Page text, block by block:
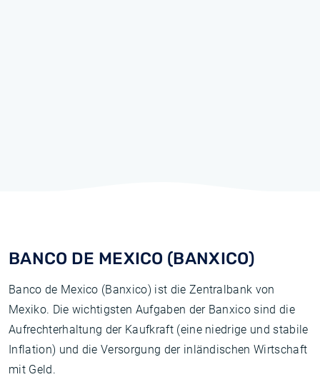
BANCO DE MEXICO (BANXICO)
Banco de Mexico (Banxico) ist die Zentralbank von
Mexiko. Die wichtigsten Aufgaben der Banxico sind die
Aufrechterhaltung der Kaufkraft (eine niedrige und stabile
Inflation) und die Versorgung der inländischen Wirtschaft
mit Geld.